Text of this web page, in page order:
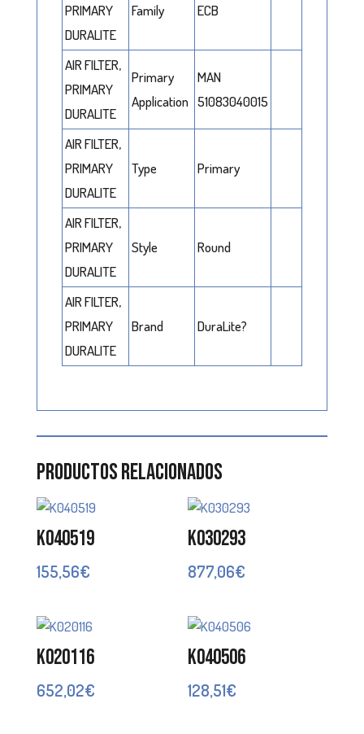
PRIMARY
DURALITE
Family ECB
AIR FILTER,
PRIMARY
DURALITE
Primary
Application
MAN
51083040015
AIR FILTER,
PRIMARY
DURALITE
Type Primary
AIR FILTER,
PRIMARY
DURALITE
Style Round
AIR FILTER,
PRIMARY
DURALITE
Brand DuraLite?
Productos relacionados
K040519
155,56€
K030293
877,06€
K020116
652,02€
K040506
128,51€